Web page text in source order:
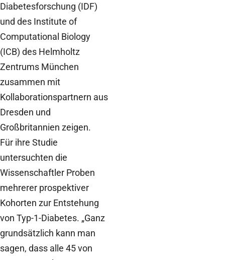
Diabetesforschung (IDF)
und des Institute of
Computational Biology
(ICB) des Helmholtz
Zentrums München
zusammen mit
Kollaborationspartnern aus
Dresden und
Großbritannien zeigen.
Für ihre Studie
untersuchten die
Wissenschaftler Proben
mehrerer prospektiver
Kohorten zur Entstehung
von Typ-1-Diabetes. „Ganz
grundsätzlich kann man
sagen, dass alle 45 von